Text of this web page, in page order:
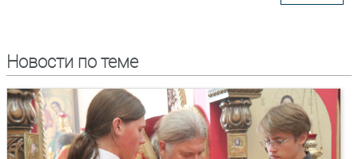
Новости по теме